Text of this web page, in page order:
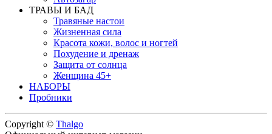
ТРАВЫ И БАД
Травяные настои
Жизненная сила
Красота кожи, волос и ногтей
Похудение и дренаж
Защита от солнца
Женщина 45+
НАБОРЫ
Пробники
Copyright © Thalgo